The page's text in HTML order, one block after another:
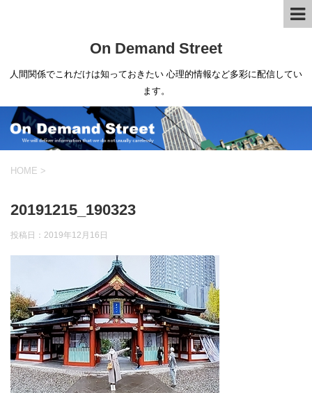
On Demand Street
人間関係でこれだけは知っておきたい 心理的情報など多彩に配信してい
ます。
HOME >
20191215_190323
投稿日： 2019年12月16日